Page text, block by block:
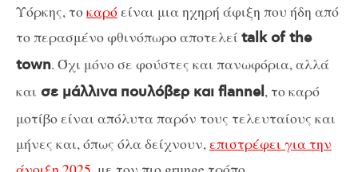
Υόρκης, τοκαρόείναι μια ηχηρή άφιξη που ήδη από
το περασμένο φθινόπωρο αποτελεί talk of the
town. Όχι μόνο σε φούστες και πανωφόρια, αλλά
και σε μάλλινα πουλόβερ και flannel, το καρό
μοτίβο είναι απόλυτα παρόν τους τελευταίους και
μήνες και, όπως όλα δείχνουν, επιστρέφει για την